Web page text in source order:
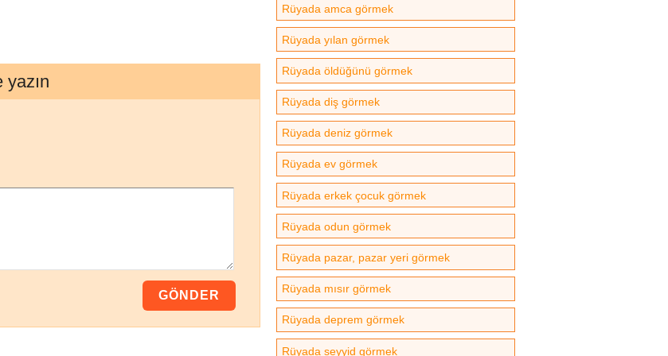
Rüyada amca görmek
Rüyada yılan görmek
Rüyada öldüğünü görmek
Rüyada diş görmek
Rüyada deniz görmek
Rüyada ev görmek
Rüyada erkek çocuk görmek
Rüyada odun görmek
Rüyada pazar, pazar yeri görmek
Rüyada mısır görmek
Rüyada deprem görmek
Rüyada seyyid görmek